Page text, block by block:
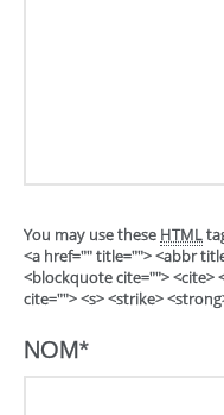
You may use these HTML
<a href="" title=""> <abbr
<blockquote cite=""> <cite>
cite=""> <s> <strike>
NOM*